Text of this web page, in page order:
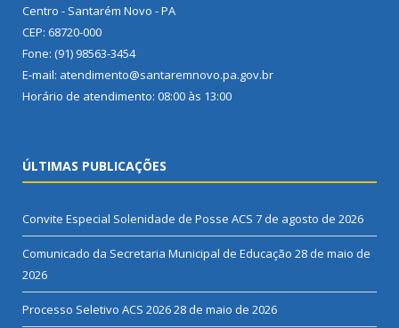
Centro - Santarém Novo - PA
CEP: 68720-000
Fone: (91) 98563-3454
E-mail: atendimento@santaremnovo.pa.gov.br
Horário de atendimento: 08:00 às 13:00
ÚLTIMAS PUBLICAÇÕES
Convite Especial Solenidade de Posse ACS 7 de agosto de 2026
Comunicado da Secretaria Municipal de Educação 28 de maio de
2026
Processo Seletivo ACS 202628 de maio de 2026